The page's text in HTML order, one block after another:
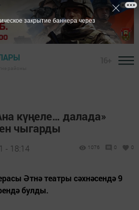
күңеле… далада»
чыгарды
- 18:14 1076 0 0
Әтнә театры сәхнәсендә 9
булды.
закрытие баннера через